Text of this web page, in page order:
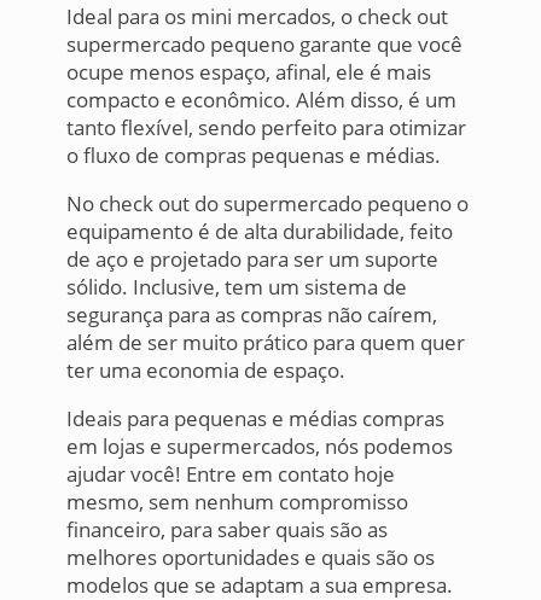
Ideal para os mini mercados, o check out
supermercado pequeno garante que você
ocupe menos espaço, afinal, ele é mais
compacto e econômico. Além disso, é um
tanto flexível, sendo perfeito para otimizar
o fluxo de compras pequenas e médias.
No check out do supermercado pequeno o
equipamento é de alta durabilidade, feito
de aço e projetado para ser um suporte
sólido. Inclusive, tem um sistema de
segurança para as compras não caírem,
além de ser muito prático para quem quer
ter uma economia de espaço.
Ideais para pequenas e médias compras
em lojas e supermercados, nós podemos
ajudar você! Entre em contato hoje
mesmo, sem nenhum compromisso
financeiro, para saber quais são as
melhores oportunidades e quais são os
modelos que se adaptam a sua empresa.